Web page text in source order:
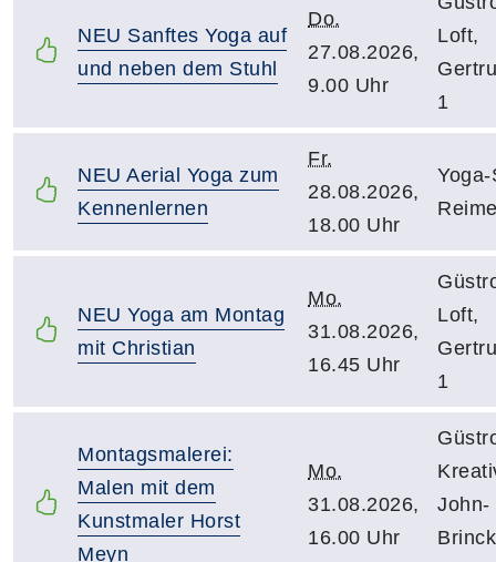
NEU Sanftes Yoga auf
und neben dem Stuhl
Do.
27.08.2026,
9.00 Uhr
Loft,
1
NEU Aerial Yoga zum
Kennenlernen
Fr.
28.08.2026,
18.00 Uhr
NEU Yoga am Montag
mit Christian
Mo.
31.08.2026,
16.45 Uhr
Loft,
1
Montagsmalerei:
Malen mit dem
Kunstmaler Horst
Meyn
Mo.
31.08.2026,
16.00 Uhr
John-